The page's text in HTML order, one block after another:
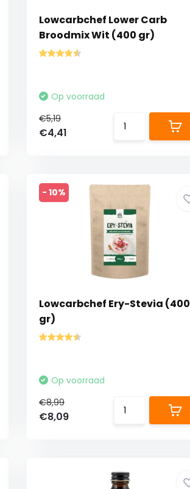
Lowcarbchef Lower Carb
Broodmix Wit (400 gr)
Op voorraad
€5,19
€4,41
- 10%
Lowcarbchef Ery-Stevia (400
gr)
Op voorraad
€8,99
€8,09